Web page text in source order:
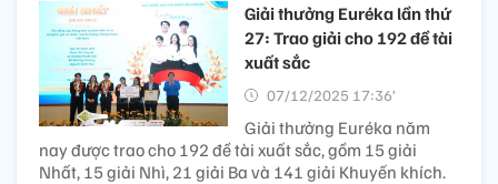
Giải thưởng Euréka lần thứ
27: Trao giải cho 192 đề tài
xuất sắc
07/12/2025 17:36’
Giải thưởng Euréka năm
nay được trao cho 192 đề tài xuất sắc, gồm 15 giải
Nhất, 15 giải Nhì, 21 giải Ba và 141 giải Khuyến khích.